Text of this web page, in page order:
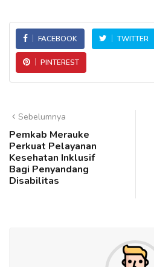
FACEBOOK TWITTER
PINTEREST
Sebelumnya
Pemkab Merauke
Perkuat Pelayanan
Kesehatan Inklusif
Bagi Penyandang
Disabilitas